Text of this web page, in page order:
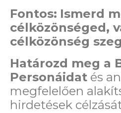
Fontos: Ismerd
célközönséged,
célközönség
Határozd meg a
Personáidat és
megfelelően
hirdetések